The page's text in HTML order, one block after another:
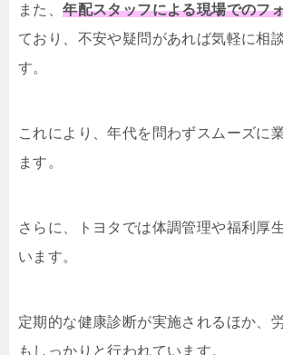
また、年配スタッフによる現場でのフ
ており、不安や疑問があれば気軽に相
す。
これにより、年代を問わずスムーズに
ます。
さらに、トヨタでは体調管理や福利厚
います。
定期的な健康診断が実施されるほか、
もしっかりと行われています。